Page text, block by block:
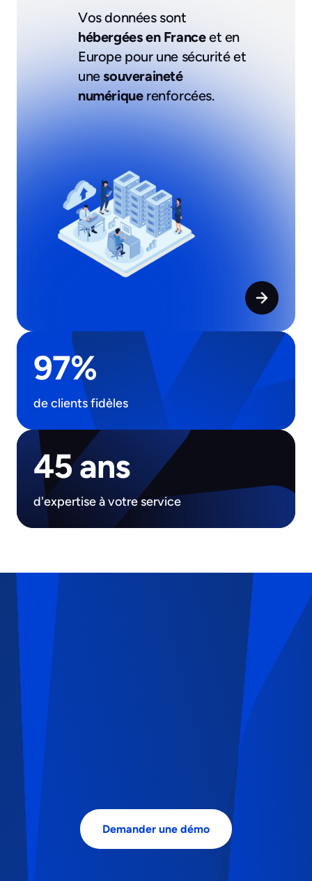
Vos données sont
hébergées en Franceet en
Europe pour une sécurité et
unesouveraineté
numériquerenforcées.
97%
de clients fidèles
45 ans
d'expertise à votre service
Demander une démo